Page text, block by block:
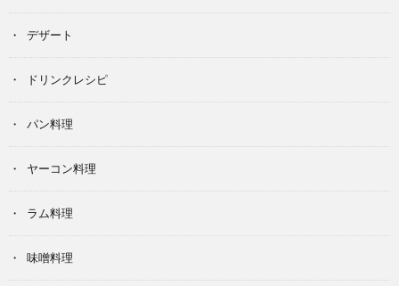
デザート
ドリンクレシピ
パン料理
ヤーコン料理
ラム料理
味噌料理